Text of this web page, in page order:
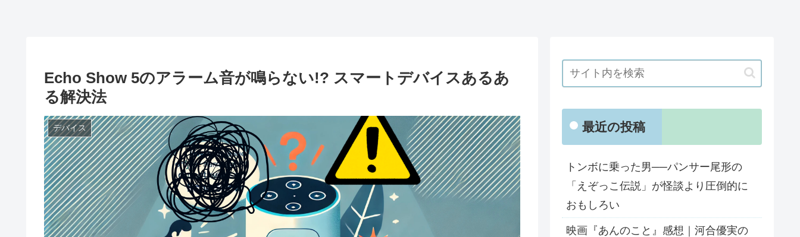
Echo Show 5のアラーム音が鳴らない!? スマートデバイスあるあ
る解決法
デバイス 最近の投稿
トンボに乗った男──パンサー尾形の
「えぞっこ伝説」が怪談より圧倒的に
おもしろい
映画『あんのこと』感想｜河合優実の